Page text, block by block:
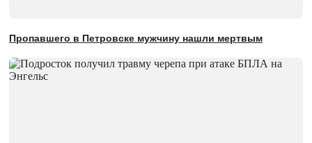
Пропавшего в Петровске мужчину нашли мертвым